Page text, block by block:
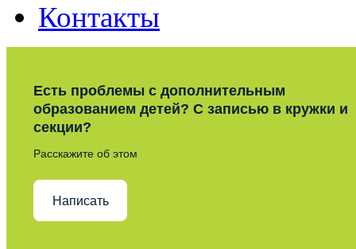
Контакты
Есть проблемы с дополнительным
образованием детей? С записью в кружки и
секции?
Расскажите об этом
Написать